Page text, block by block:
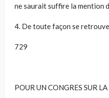
ne saurait suffire la mention
4. De toute façon se
729
POUR UN CONGRES SUR